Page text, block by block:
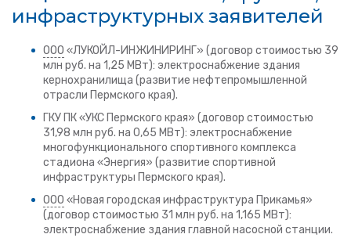
инфраструктурных заявителей
ООО «ЛУКОЙЛ-ИНЖИНИРИНГ» (договор стоимостью 39
млн руб. на 1,25 МВт): электроснабжение здания
кернохранилища (развитие нефтепромышленной
отрасли Пермского края).
ГКУ ПК «УКС Пермского края» (договор стоимостью
31,98 млн руб. на 0,65 МВт): электроснабжение
многофункционального спортивного комплекса
стадиона «Энергия» (развитие спортивной
инфраструктуры Пермского края).
ООО «Новая городская инфраструктура Прикамья»
(договор стоимостью 31 млн руб. на 1,165 МВт):
электроснабжение здания главной насосной станции.